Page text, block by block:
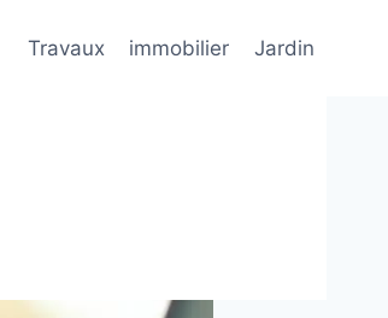
Travaux immobilier Jardin